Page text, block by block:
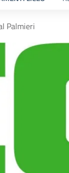
Palmieri